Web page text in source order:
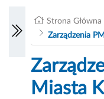
Strona Główna
Zarządzenia
Miasta